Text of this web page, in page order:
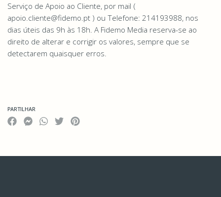
Serviço de Apoio ao Cliente, por mail (
apoio.cliente@fidemo.pt ) ou Telefone: 214193988, nos
dias úteis das 9h às 18h. A Fidemo Media reserva-se ao
direito de alterar e corrigir os valores, sempre que se
detectarem quaisquer erros.
PARTILHAR